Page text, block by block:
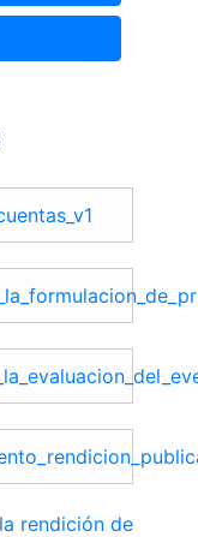
rendición de